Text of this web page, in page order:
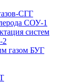
СГГ
СОУ-1
систем
2
газом БУГ